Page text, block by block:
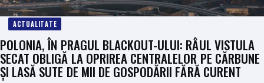
ACTUALITATE
POLONIA, ÎN PRAGUL BLACKOUT-ULUI: RÂUL VISTULA
SECAT OBLIGĂ LA OPRIREA CENTRALELOR PE CĂRBUNE
ȘI LASĂ SUTE DE MII DE GOSPODĂRII FĂRĂ CURENT